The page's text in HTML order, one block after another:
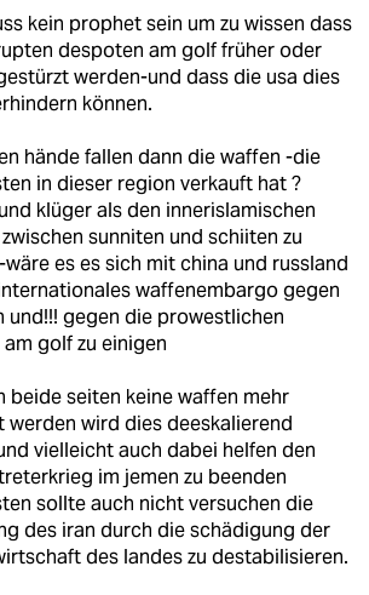
kein prophet sein um zu wissen dass
despoten am golf früher oder
werden-und dass die usa dies
können.
hände fallen dann die waffen -die
in dieser region verkauft hat ?
klüger als den innerislamischen
sunniten und schiiten zu
es es sich mit china und russland
waffenembargo gegen
und!!! gegen die prowestlichen
golf zu einigen
beide seiten keine waffen mehr
werden wird dies deeskalierend
vielleicht auch dabei helfen den
im jemen zu beenden
sollte auch nicht versuchen die
des iran durch die schädigung der
des landes zu destabilisieren.